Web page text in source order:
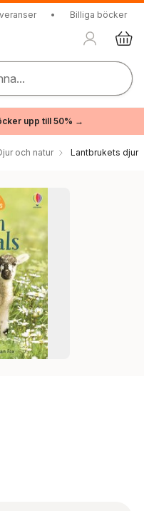
• Billiga böcker
upp till 50% →
och natur Lantbrukets djur